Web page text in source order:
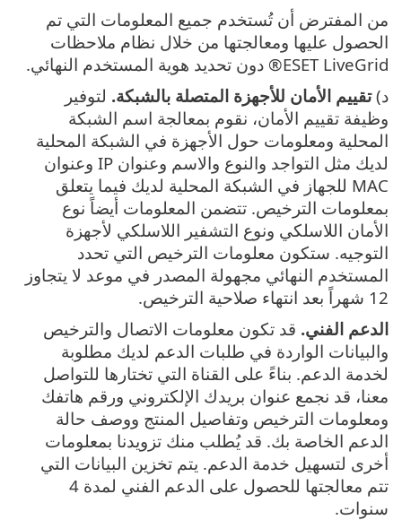
من المفترض أن تُستخدم جميع المعلومات التي تم
الحصول عليها ومعالجتها من خلال نظام ملاحظات
ESET LiveGrid® دون تحديد هوية المستخدم النهائي.
د)تقييم الأمان للأجهزة المتصلة بالشبكة. لتوفير
وظيفة تقييم الأمان، نقوم بمعالجة اسم الشبكة
المحلية ومعلومات حول الأجهزة في الشبكة المحلية
لديك مثل التواجد والنوع والاسم وعنوان IP وعنوان
MAC للجهاز في الشبكة المحلية لديك فيما يتعلق
بمعلومات الترخيص. تتضمن المعلومات أيضاً نوع
الأمان اللاسلكي ونوع التشفير اللاسلكي لأجهزة
التوجيه. ستكون معلومات الترخيص التي تحدد
المستخدم النهائي مجهولة المصدر في موعد لا يتجاوز
12 شهراً بعد انتهاء صلاحية الترخيص.
الدعم الفني. قد تكون معلومات الاتصال والترخيص
والبيانات الواردة في طلبات الدعم لديك مطلوبة
لخدمة الدعم. بناءً على القناة التي تختارها للتواصل
معنا، قد نجمع عنوان بريدك الإلكتروني ورقم هاتفك
ومعلومات الترخيص وتفاصيل المنتج ووصف حالة
الدعم الخاصة بك. قد يُطلب منك تزويدنا بمعلومات
أخرى لتسهيل خدمة الدعم. يتم تخزين البيانات التي
تتم معالجتها للحصول على الدعم الفني لمدة 4
سنوات.